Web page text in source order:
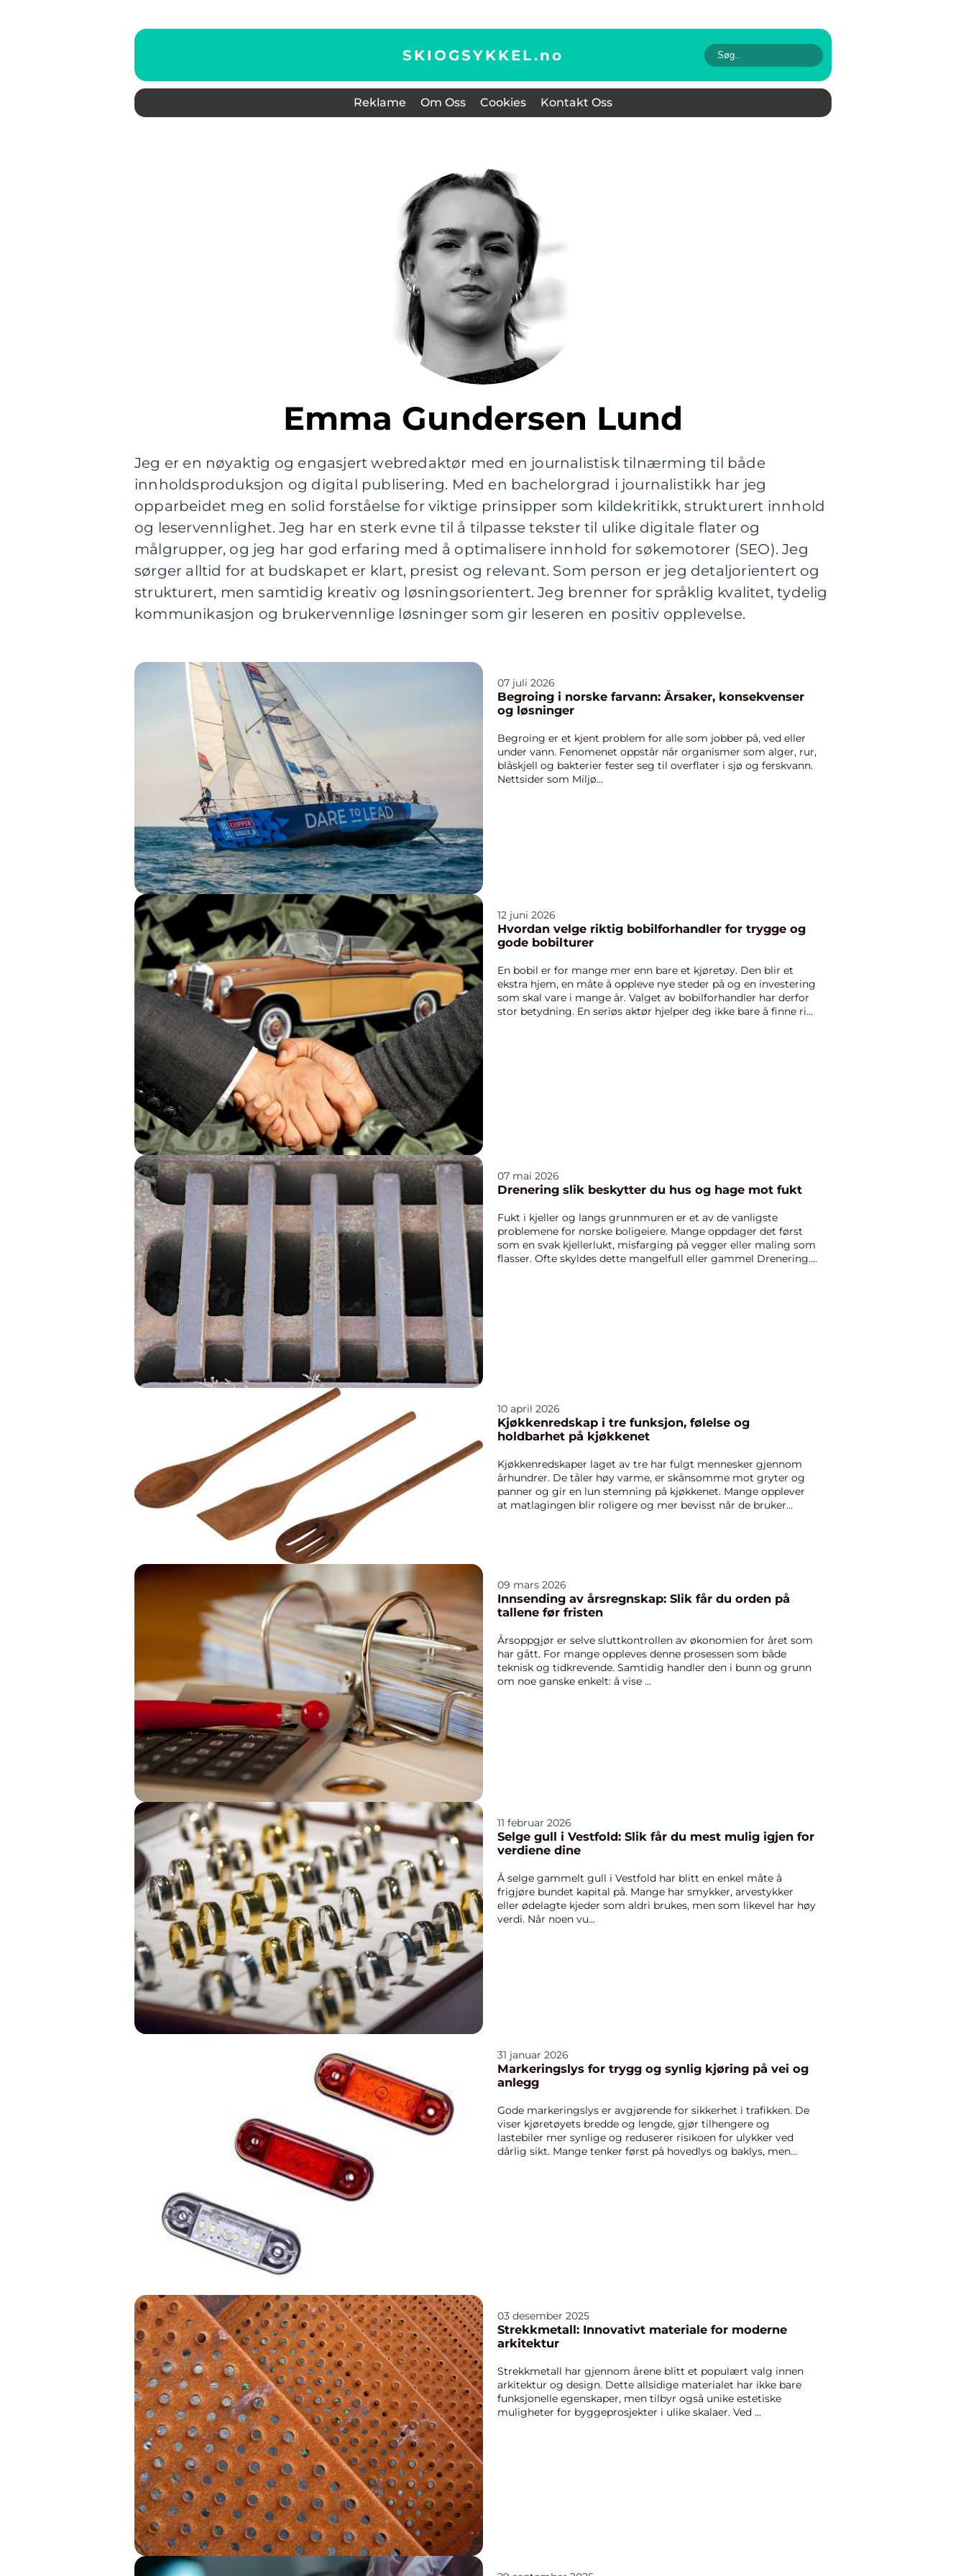
SKIOGSYKKEL.no
Reklame Om Oss Cookies Kontakt Oss
Emma Gundersen Lund
Jeg er en nøyaktig og engasjert webredaktør med en journalistisk tilnærming til både
innholdsproduksjon og digital publisering. Med en bachelorgrad i journalistikk har jeg
opparbeidet meg en solid forståelse for viktige prinsipper som kildekritikk, strukturert innhold
og leservennlighet. Jeg har en sterk evne til å tilpasse tekster til ulike digitale flater og
målgrupper, og jeg har god erfaring med å optimalisere innhold for søkemotorer (SEO). Jeg
sørger alltid for at budskapet er klart, presist og relevant. Som person er jeg detaljorientert og
strukturert, men samtidig kreativ og løsningsorientert. Jeg brenner for språklig kvalitet, tydelig
kommunikasjon og brukervennlige løsninger som gir leseren en positiv opplevelse.
07 juli 2026
Begroing i norske farvann: Årsaker, konsekvenser
og løsninger
Begroing er et kjent problem for alle som jobber på, ved eller
under vann. Fenomenet oppstår når organismer som alger, rur,
blåskjell og bakterier fester seg til overflater i sjø og ferskvann.
Nettsider som Miljø...
12 juni 2026
Hvordan velge riktig bobilforhandler for trygge og
gode bobilturer
En bobil er for mange mer enn bare et kjøretøy. Den blir et
ekstra hjem, en måte å oppleve nye steder på og en investering
som skal vare i mange år. Valget av bobilforhandler har derfor
stor betydning. En seriøs aktør hjelper deg ikke bare å finne ri...
07 mai 2026
Drenering slik beskytter du hus og hage mot fukt
Fukt i kjeller og langs grunnmuren er et av de vanligste
problemene for norske boligeiere. Mange oppdager det først
som en svak kjellerlukt, misfarging på vegger eller maling som
flasser. Ofte skyldes dette mangelfull eller gammel Drenering.
10 april 2026
Kjøkkenredskap i tre funksjon, følelse og
holdbarhet på kjøkkenet
Kjøkkenredskaper laget av tre har fulgt mennesker gjennom
århundrer. De tåler høy varme, er skånsomme mot gryter og
panner og gir en lun stemning på kjøkkenet. Mange opplever
at matlagingen blir roligere og mer bevisst når de bruker
09 mars 2026
Innsending av årsregnskap: Slik får du orden på
tallene før fristen
Årsoppgjør er selve sluttkontrollen av økonomien for året som
har gått. For mange oppleves denne prosessen som både
teknisk og tidkrevende. Samtidig handler den i bunn og grunn
om noe ganske enkelt: å vise ...
11 februar 2026
Selge gull i Vestfold: Slik får du mest mulig igjen for
verdiene dine
Å selge gammelt gull i Vestfold har blitt en enkel måte å
frigjøre bundet kapital på. Mange har smykker, arvestykker
eller ødelagte kjeder som aldri brukes, men som likevel har høy
verdi. Når noen vu...
31 januar 2026
Markeringslys for trygg og synlig kjøring på vei og
anlegg
Gode markeringslys er avgjørende for sikkerhet i trafikken. De
viser kjøretøyets bredde og lengde, gjør tilhengere og
lastebiler mer synlige og reduserer risikoen for ulykker ved
dårlig sikt. Mange tenker først på hovedlys og baklys, men
03 desember 2025
Strekkmetall: Innovativt materiale for moderne
arkitektur
Strekkmetall har gjennom årene blitt et populært valg innen
arkitektur og design. Dette allsidige materialet har ikke bare
funksjonelle egenskaper, men tilbyr også unike estetiske
muligheter for byggeprosjekter i ulike skalaer. Ved ...